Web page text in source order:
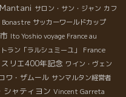
サロン・サン・ジャン カフ
Bonastre サッカーワールドカップ
Ito Yoshio voyage France au
ラン「ラルシュミーユ」
France
スリエ400年記念 ワイン・ヴェン
ワ・ザムール サンマルタン経営者
シャティヨン Vincent Garreta